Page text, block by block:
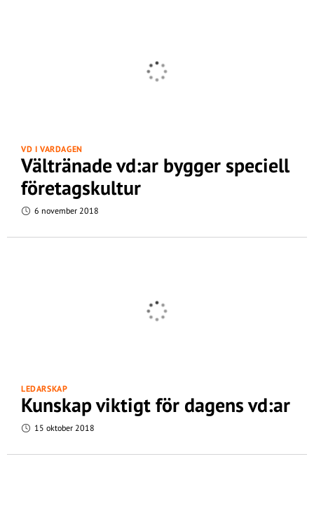
VD I VARDAGEN
Vältränade vd:ar bygger speciell
företagskultur
6 november 2018
LEDARSKAP
Kunskap viktigt för dagens vd:ar
15 oktober 2018